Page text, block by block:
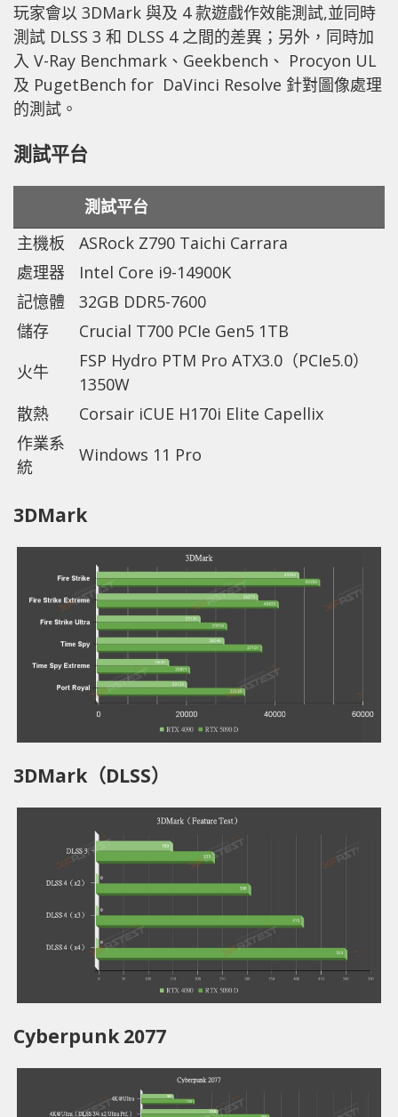
玩家會以 3DMark 與及 4 款遊戲作效能測試,並同時
測試 DLSS 3 和 DLSS 4 之間的差異；另外，同時加
入 V-Ray Benchmark、Geekbench、 Procyon UL
及 PugetBench for DaVinci Resolve 針對圖像處理
的測試。
測試平台
測試平台
主機板
ASRock Z790 Taichi Carrara
處理器
Intel Core i9-14900K
記憶體
32GB DDR5-7600
儲存
Crucial T700 PCIe Gen5 1TB
火牛
FSP Hydro PTM Pro ATX3.0（PCIe5.0）
1350W
散熱
Corsair iCUE H170i Elite Capellix
作業系
統
Windows 11 Pro
3DMark
3DMark（DLSS）
Cyberpunk 2077